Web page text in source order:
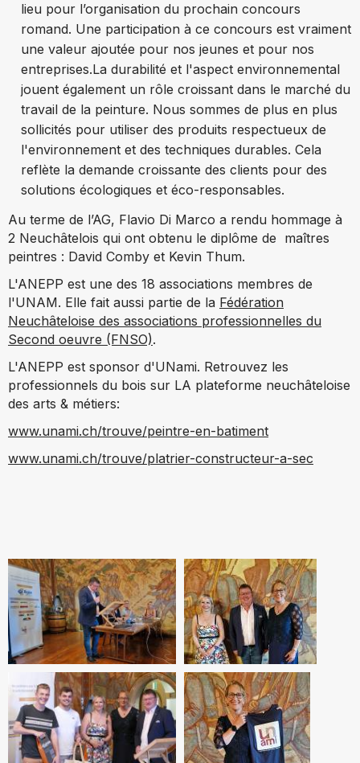
lieu pour l’organisation du prochain concours
romand. Une participation à ce concours est vraiment
une valeur ajoutée pour nos jeunes et pour nos
entreprises.La durabilité et l'aspect environnemental
jouent également un rôle croissant dans le marché du
travail de la peinture. Nous sommes de plus en plus
sollicités pour utiliser des produits respectueux de
l'environnement et des techniques durables. Cela
reflète la demande croissante des clients pour des
solutions écologiques et éco-responsables.
Au terme de l’AG, Flavio Di Marco a rendu hommage à
2 Neuchâtelois qui ont obtenu le diplôme de maîtres
peintres : David Comby et Kevin Thum.
L'ANEPP est une des 18 associations membres de
l'UNAM. Elle fait aussi partie de la Fédération
Neuchâteloise des associations professionnelles du
Second oeuvre (FNSO).
L'ANEPP est sponsor d'UNami. Retrouvez les
professionnels du bois sur LA plateforme neuchâteloise
des arts & métiers:
www.unami.ch/trouve/peintre-en-batiment
www.unami.ch/trouve/platrier-constructeur-a-sec